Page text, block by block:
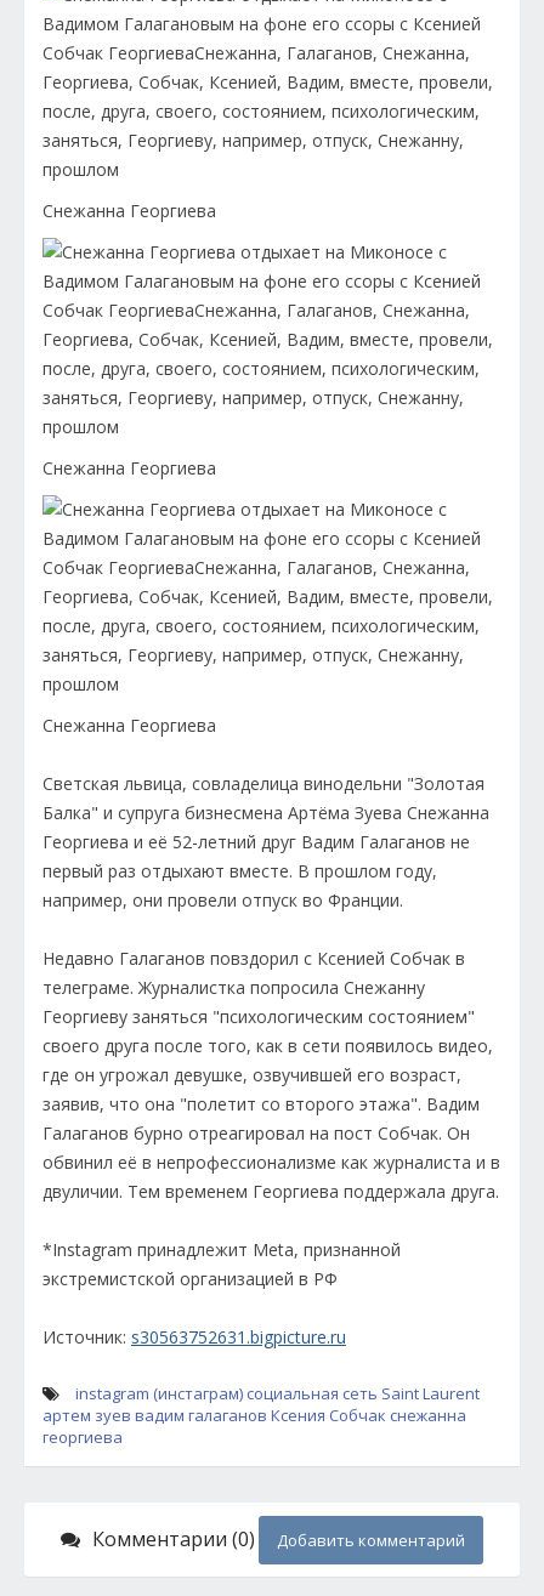
Снежанна Георгиева
Снежанна Георгиева
Снежанна Георгиева
Светская львица, совладелица винодельни "Золотая
Балка" и супруга бизнесмена Артёма Зуева Снежанна
Георгиева и её 52-летний друг Вадим Галаганов не
первый раз отдыхают вместе. В прошлом году,
например, они провели отпуск во Франции.
Недавно Галаганов повздорил с Ксенией Собчак в
телеграме. Журналистка попросила Снежанну
Георгиеву заняться "психологическим состоянием"
своего друга после того, как в сети появилось видео,
где он угрожал девушке, озвучившей его возраст,
заявив, что она "полетит со второго этажа". Вадим
Галаганов бурно отреагировал на пост Собчак. Он
обвинил её в непрофессионализме как журналиста и в
двуличии. Тем временем Георгиева поддержала друга.
*Instagram принадлежит Meta, признанной
экстремистской организацией в РФ
Источник: s30563752631.bigpicture.ru
instagram (инстаграм) социальная сеть Saint Laurent
артем зуев вадим галаганов Ксения Собчак снежанна
георгиева
Комментарии (0) Добавить комментарий